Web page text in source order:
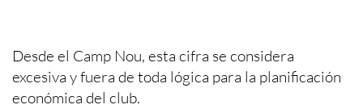
Desde el Camp Nou, esta cifra se considera
excesiva y fuera de toda lógica para la planificación
económica del club.